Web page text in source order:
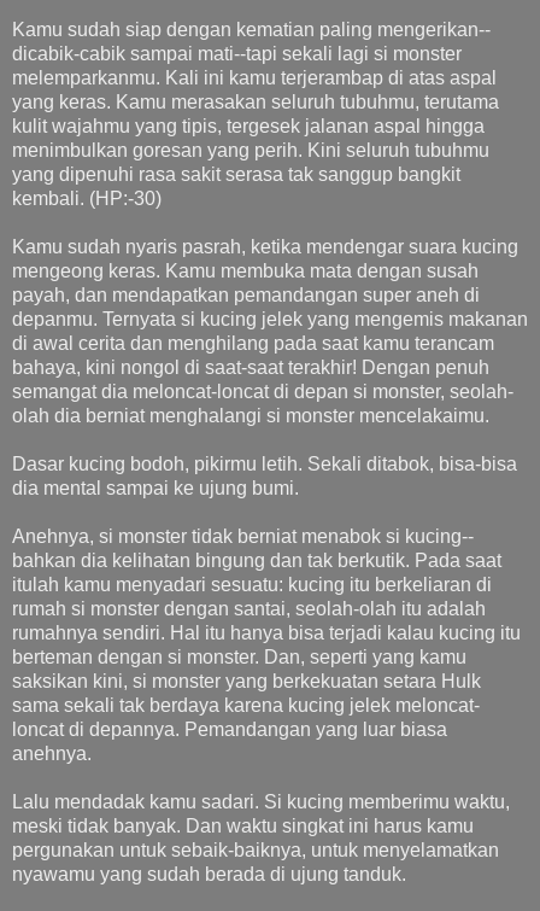
Kamu sudah siap dengan kematian paling mengerikan--
dicabik-cabik sampai mati--tapi sekali lagi si monster
melemparkanmu. Kali ini kamu terjerambap di atas aspal
yang keras. Kamu merasakan seluruh tubuhmu, terutama
kulit wajahmu yang tipis, tergesek jalanan aspal hingga
menimbulkan goresan yang perih. Kini seluruh tubuhmu
yang dipenuhi rasa sakit serasa tak sanggup bangkit
kembali. (HP:-30)
Kamu sudah nyaris pasrah, ketika mendengar suara kucing
mengeong keras. Kamu membuka mata dengan susah
payah, dan mendapatkan pemandangan super aneh di
depanmu. Ternyata si kucing jelek yang mengemis makanan
di awal cerita dan menghilang pada saat kamu terancam
bahaya, kini nongol di saat-saat terakhir! Dengan penuh
semangat dia meloncat-loncat di depan si monster, seolah-
olah dia berniat menghalangi si monster mencelakaimu.
Dasar kucing bodoh, pikirmu letih. Sekali ditabok, bisa-bisa
dia mental sampai ke ujung bumi.
Anehnya, si monster tidak berniat menabok si kucing--
bahkan dia kelihatan bingung dan tak berkutik. Pada saat
itulah kamu menyadari sesuatu: kucing itu berkeliaran di
rumah si monster dengan santai, seolah-olah itu adalah
rumahnya sendiri. Hal itu hanya bisa terjadi kalau kucing itu
berteman dengan si monster. Dan, seperti yang kamu
saksikan kini, si monster yang berkekuatan setara Hulk
sama sekali tak berdaya karena kucing jelek meloncat-
loncat di depannya. Pemandangan yang luar biasa
anehnya.
Lalu mendadak kamu sadari. Si kucing memberimu waktu,
meski tidak banyak. Dan waktu singkat ini harus kamu
pergunakan untuk sebaik-baiknya, untuk menyelamatkan
nyawamu yang sudah berada di ujung tanduk.